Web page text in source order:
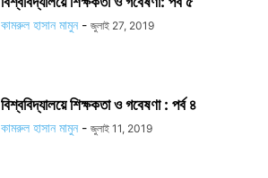
কামরুল হাসান মামুন - জুলাই 27, 2019
বিশ্ববিদ্যালয়ে শিক্ষকতা ও গবেষণা : পর্ব ৪
কামরুল হাসান মামুন - জুলাই 11, 2019